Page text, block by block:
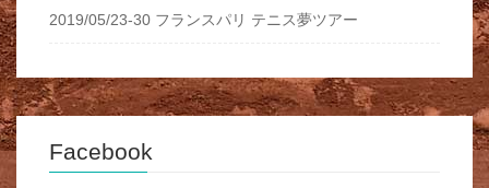
2019/05/23-30 フランスパリ テニス夢ツアー
Facebook